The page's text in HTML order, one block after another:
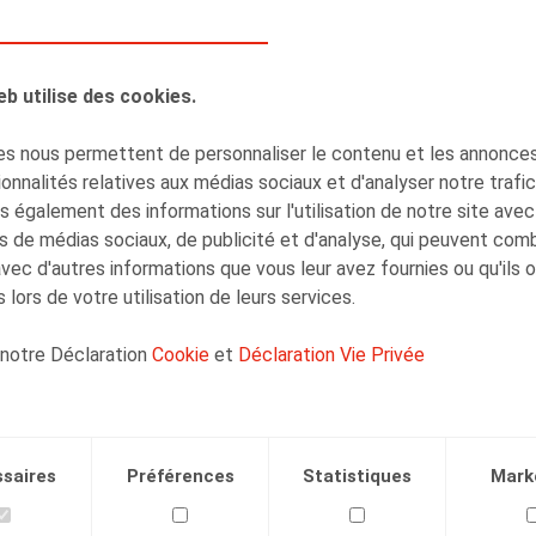
utilise des cookies.
nous permettent de personnaliser le contenu et les
relatives aux médias sociaux et d'analyser notre
également des informations sur l'utilisation de notre site
de médias sociaux, de publicité et d'analyse, qui peuvent
d'autres informations que vous leur avez fournies ou qu'ils
de votre utilisation de leurs services.
Déclaration Cookie et Déclaration Vie Privée
Préférences Statistiques
AUTEURS
Clara Camino-Garcia
Collaborateur
Facebook
TwitterLinkedinCourriel